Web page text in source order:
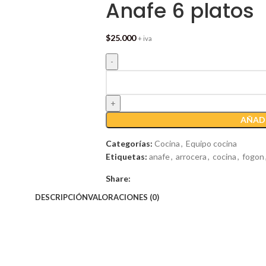
Anafe 6 platos
$25.000 + iva
Categorías: Cocina, Equipo cocina
Etiquetas: anafe, arrocera, cocina, fogon
Share:
DESCRIPCIÓNVALORACIONES (0)